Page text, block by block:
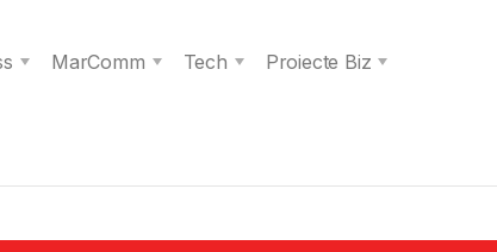
MarComm Tech
Proiecte Biz